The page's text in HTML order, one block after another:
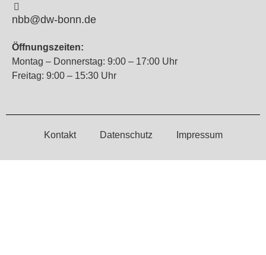
nbb@dw-bonn.de
Öffnungszeiten:
Montag – Donnerstag: 9:00 – 17:00 Uhr
Freitag: 9:00 – 15:30 Uhr
Kontakt Datenschutz Impressum